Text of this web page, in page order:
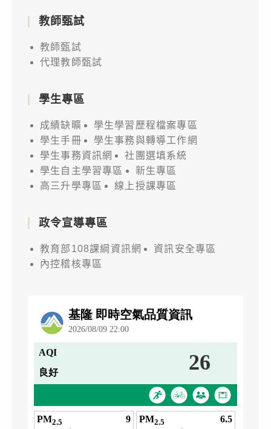
教師甄試
教師甄試
代理教師甄試
學生專區
成績缺曠
學生學習歷程檔案專區
學生手冊
學生事務與轉導工作網
學生事務資訊網
社團選填系統
學生自主學習專區
新生專區
高三升學專區
線上授課專區
政令宣導專區
教育部108課綱資訊網
資訊安全專區
內控稽核專區